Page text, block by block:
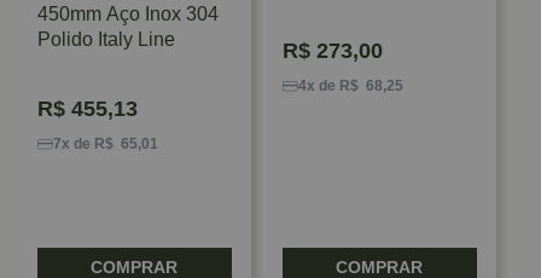
450mm Aço Inox 304
Polido Italy Line
R$ 455,13
7x de R$ 65,01
COMPRAR
R$ 273,00
4x de R$ 68,25
COMPRAR